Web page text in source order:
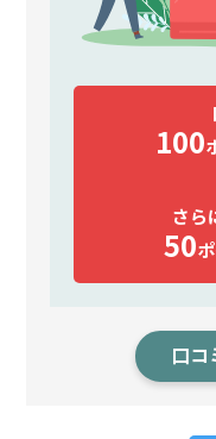
100
さら
50
口